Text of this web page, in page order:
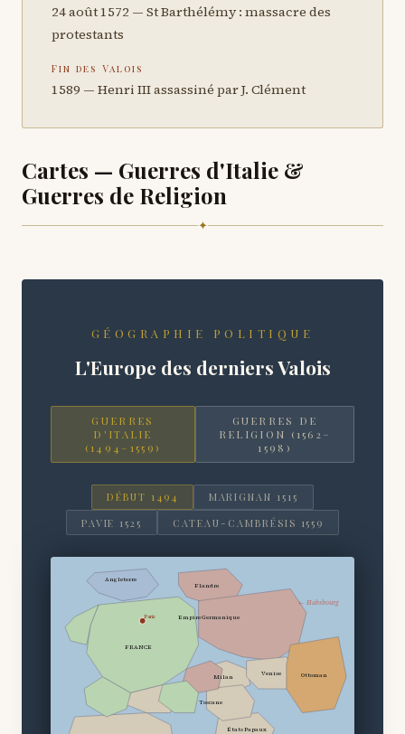
24 août 1572 — St Barthélémy : massacre des
protestants
Fin des Valois
1589 — Henri III assassiné par J. Clément
Cartes — Guerres d'Italie &
Guerres de Religion
✦
GÉOGRAPHIE POLITIQUE
L'Europe des derniers Valois
GUERRES
D'ITALIE
(1494–1559)
GUERRES DE
RELIGION (1562–
1598)
DÉBUT 1494
MARIGNAN 1515
PAVIE 1525
CATEAU-CAMBRÉSIS 1559
FRANCE
Angleterre
Empire Germanique
Milan Venise
États Papaux
Toscane
Ottoman
Flandre
Paris
← Habsbourg